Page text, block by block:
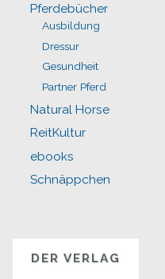
Pferdebücher
Ausbildung
Dressur
Gesundheit
Partner Pferd
Natural Horse
ReitKultur
ebooks
Schnäppchen
DER VERLAG